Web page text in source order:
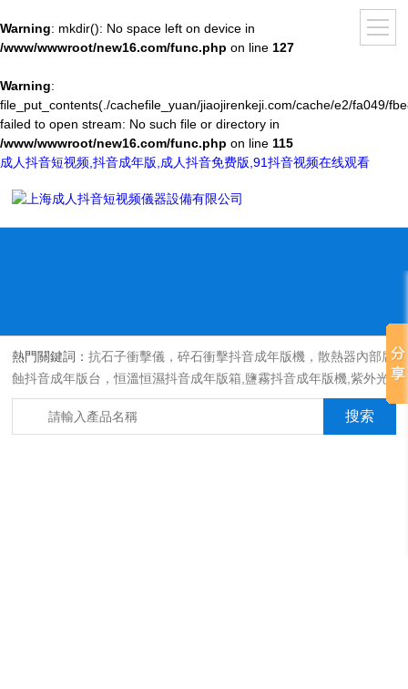
Warning: mkdir(): No space left on device in
/www/wwwroot/new16.com/func.php on line 127
Warning:
file_put_contents(./cachefile_yuan/jiaojirenkeji.com/cache/e2/fa049/
failed to open stream: No such file or directory in
/www/wwwroot/new16.com/func.php on line 115
成人抖音短视频,抖音成年版,成人抖音免费版,91抖音视频在线观看
熱門關鍵詞：抗石子衝擊儀，碎石衝擊抖音成年版機，散熱器內部腐
蝕抖音成年版台，恒溫恒濕抖音成年版箱,鹽霧抖音成年版機,紫外光
耐氣候老化抖音成年版箱,氙燈老化抖音成年版箱，沙塵抖音成年版
箱，淋雨抖音成年版箱，汽車內飾材料燃燒抖音成年版機